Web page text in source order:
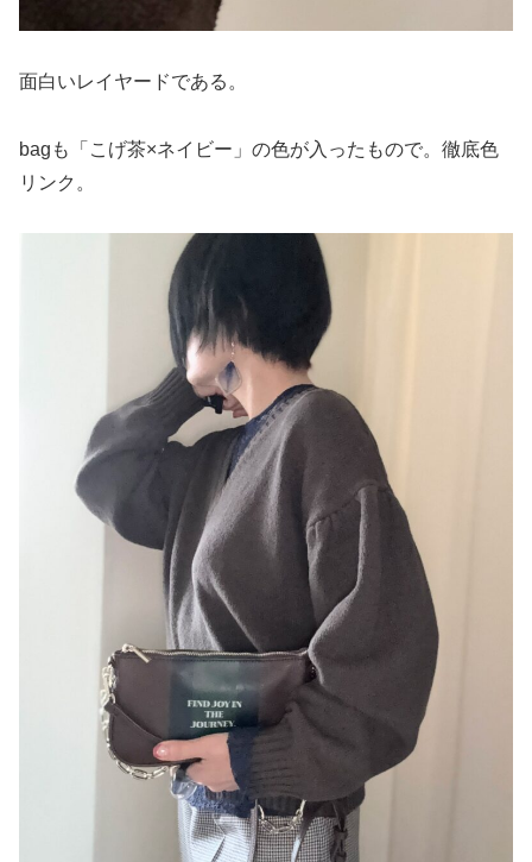
面白いレイヤードである。
bagも「こげ茶×ネイビー」の色が入ったもので。徹底色
リンク。